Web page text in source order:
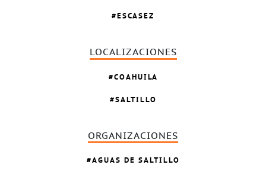
ESCASEZ
LOCALIZACIONES
COAHUILA
SALTILLO
ORGANIZACIONES
AGUAS DE SALTILLO